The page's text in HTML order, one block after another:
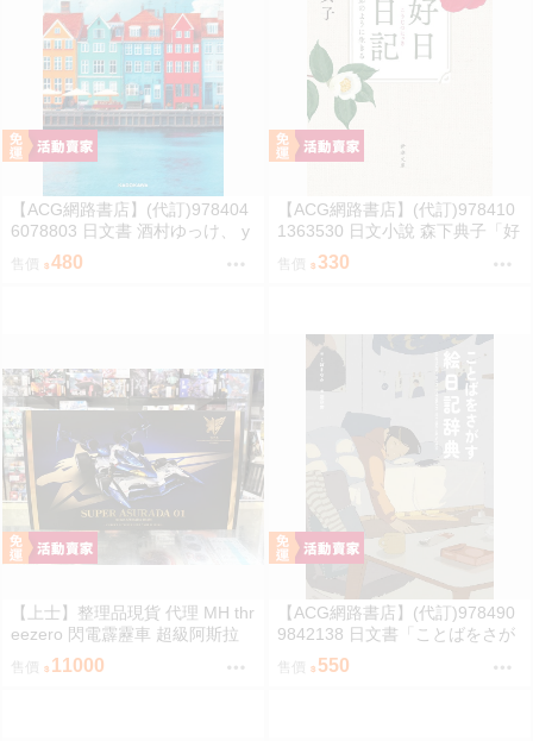
【ACG網路書店】(代訂)978404
6078803 日文書 酒村ゆっけ、 y
ukke sakamura「明るい夜に、
星を探して」
售價 480
【ACG網路書店】(代訂)978410
1363530 日文小說 森下典子「好
日日記：季節のように生きる」
售價 330
【上士】整理品現貨 代理 MH thr
eezero 閃電霹靂車 超級阿斯拉
完全變形 無壓克力盒 請詳閱內文
11000
【ACG網路書店】(代訂)978490
9842138 日文書「ことばをさが
す絵日記辞典」YUEISHA DICTI
ONARY
550